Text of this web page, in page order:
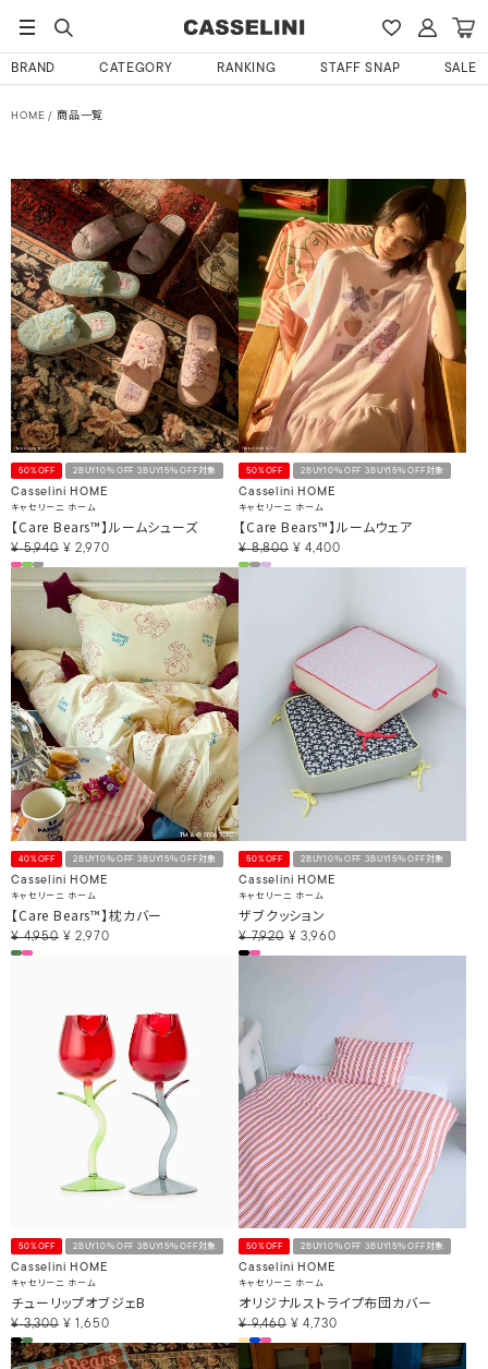
BRAND CATEGORY RANKING STAFF SNAP SALE
HOME 商品一覧
50%OFF 2BUY10％OFF 3BUY15％OFF対象
Casselini HOME
キャセリーニ ホーム
【Care Bears™】ルームシューズ
¥ 5,940 ¥ 2,970
50%OFF 2BUY10％OFF 3BUY15％OFF対象
Casselini HOME
キャセリーニ ホーム
【Care Bears™】ルームウェア
¥ 8,800 ¥ 4,400
40%OFF 2BUY10％OFF 3BUY15％OFF対象
Casselini HOME
キャセリーニ ホーム
【Care Bears™】枕カバー
¥ 4,950 ¥ 2,970
50%OFF 2BUY10％OFF 3BUY15％OFF対象
Casselini HOME
キャセリーニ ホーム
ザブクッション
¥ 7,920 ¥ 3,960
50%OFF 2BUY10％OFF 3BUY15％OFF対象
Casselini HOME
キャセリーニ ホーム
チューリップオブジェB
¥ 3,300 ¥ 1,650
50%OFF 2BUY10％OFF 3BUY15％OFF対象
Casselini HOME
キャセリーニ ホーム
オリジナルストライプ布団カバー
¥ 9,460 ¥ 4,730